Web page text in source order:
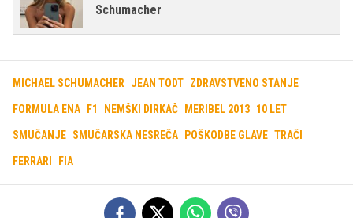
Schumacher
MICHAEL SCHUMACHER JEAN TODT ZDRAVSTVENO STANJE
FORMULA ENA F1 NEMŠKI DIRKAČ MERIBEL 2013 10 LET
SMUČANJE SMUČARSKA NESREČA POŠKODBE GLAVE TRAČI
FERRARI FIA